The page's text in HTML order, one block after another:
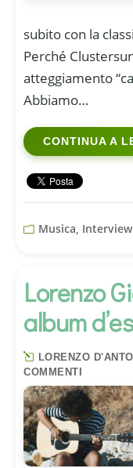
subito con la
Perché
atteggiamento
Abbiamo…
CONTINUA A
Musica, Interview
Lorenzo
album
LORENZO
COMMENTI